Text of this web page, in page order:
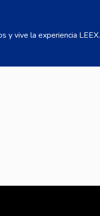
y vive la experiencia LEEX.